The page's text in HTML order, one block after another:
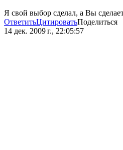
Я свой выбор сделал, а Вы
ОтветитьЦитироватьПоделиться
14 дек. 2009 г., 22:05:57